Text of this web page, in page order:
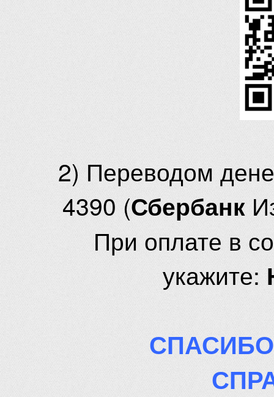
2) Переводом
4390 (Сбербанк
При оплате в
укажите: